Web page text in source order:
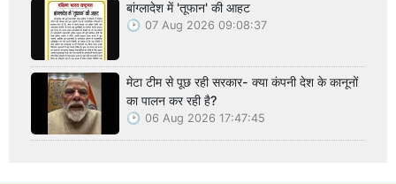
बांग्लादेश में 'तूफान' की आहट
07 Aug 2026 09:08:37
मेटा टीम से पूछ रही सरकार- क्या कंपनी देश के कानूनों
का पालन कर रही है?
06 Aug 2026 17:47:45